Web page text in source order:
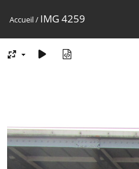
Accueil/ IMG 4259